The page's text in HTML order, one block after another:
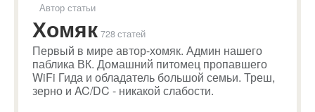
Автор статьи
Хомяк 728 статей
Первый в мире автор-хомяк. Админ нашего
паблика ВК. Домашний питомец пропавшего
WiFi Гида и обладатель большой семьи. Треш,
зерно и AC/DC - никакой слабости.